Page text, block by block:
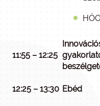
11:55 – 12:25
12:25 – 13:30 Ebéd